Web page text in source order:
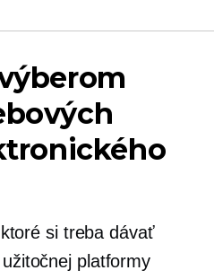
si treba dávať
platformy